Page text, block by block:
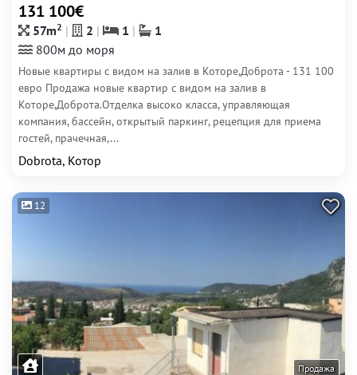
131 100€
57m2 2 1
1
800м до моря
Новые квартиры с видом на залив в Которе,Доброта - 131 100
евро Продажа новые квартир с видом на залив в
Которе,Доброта.Отделка высоко класса, управляющая
компания, бассейн, открытый паркинг, рецепция для приема
гостей, прачечная,...
Dobrota, Котор
12
Продажа